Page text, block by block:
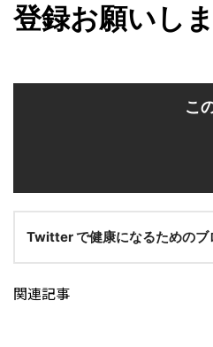
登録お願いしま
こ
Twitter で健康になるためのブ
関連記事